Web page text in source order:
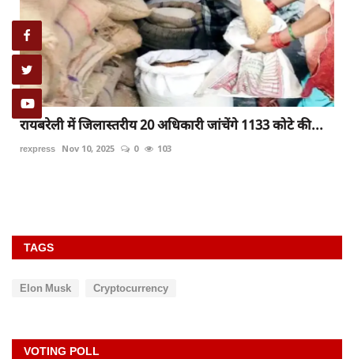
रायबरेली में जिलास्तरीय 20 अधिकारी जांचेंगे 1133 कोटे की...
rexpress Nov 10, 2025 0 103
TAGS
Elon Musk Cryptocurrency
VOTING POLL